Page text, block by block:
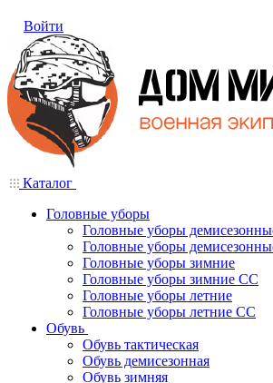
Войти
Каталог
Головные уборы
Головные уборы
Головные уборы
Головные уборы зимние
Головные уборы зимние СС
Головные уборы летние
Головные уборы летние СС
Обувь
Обувь тактическая
Обувь демисезонная
Обувь зимняя